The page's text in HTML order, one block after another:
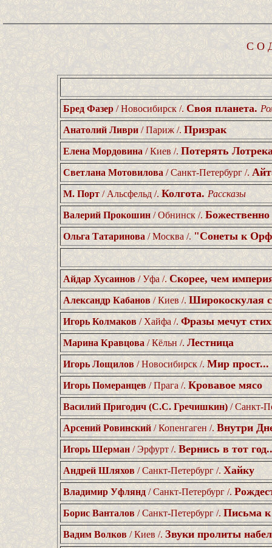
С О
Бред Фазер / Новосибирск /. Своя планета.
Анатолий Ливри / Париж /. Призрак
Елена Мордовина / Киев /. Потерять
Светлана Мотовилова/ Санкт-Петербург /.
М. Порт / Альсфельд /. Колготa. Рассказы
Валерий Прокошин / Обнинск /.
Ольга Татаринова / Москва /. "Сонеты к
Айдар Хусаинов / Уфа /.Скорее, чем
Александр Кабанов/ Киев /. Широкоскулая
Игорь Колмаков/ Хайфа /. Фразы мечут
Марина Кравцова / Кёльн /. Лестница
Игорь Лощилов / Новосибирск /.Мир прост...
Игорь Померанцев / Прага /. Кровавое мясо
Василий Пригодич (С.С. Гречишкин) / Санкт-
Арсений Ровинский / Копенгаген /. Внутри
Игорь Шерман / Эрфурт /. Вернись в тот
Андрей Шляхов / Санкт-Петербург /. Хайку
Владимир Уфлянд / Санкт-Петербург /.
Борис Ванталов / Санкт-Петербург /. Письма
Вадим Волков/ Киев /.Звуки пролиты